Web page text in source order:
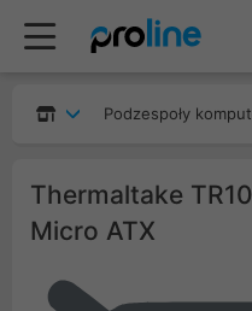
Podzespoły
Thermaltake
Micro ATX